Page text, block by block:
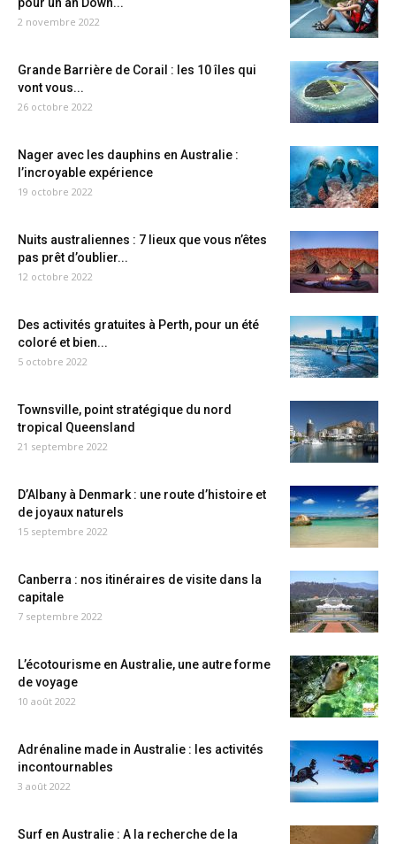
2 novembre 2022
Grande Barrière de Corail : les 10 îles qui
vont vous...
26 octobre 2022
Nager avec les dauphins en Australie :
l’incroyable expérience
19 octobre 2022
Nuits australiennes : 7 lieux que vous n’êtes
pas prêt d’oublier...
12 octobre 2022
Des activités gratuites à Perth, pour un été
coloré et bien...
5 octobre 2022
Townsville, point stratégique du nord
tropical Queensland
21 septembre 2022
D’Albany à Denmark : une route d’histoire et
de joyaux naturels
15 septembre 2022
Canberra : nos itinéraires de visite dans la
capitale
7 septembre 2022
L’écotourisme en Australie, une autre forme
de voyage
10 août 2022
Adrénaline made in Australie : les activités
incontournables
3 août 2022
Surf en Australie : A la recherche de la